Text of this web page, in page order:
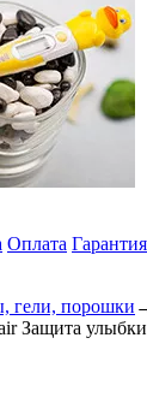
Оплата
гели, порошки
Защита